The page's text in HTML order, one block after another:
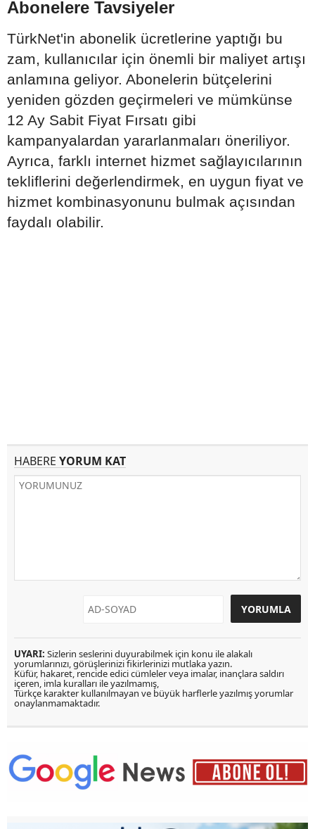
Abonelere Tavsiyeler
TürkNet'in abonelik ücretlerine yaptığı bu
zam, kullanıcılar için önemli bir maliyet artışı
anlamına geliyor. Abonelerin bütçelerini
yeniden gözden geçirmeleri ve mümkünse
12 Ay Sabit Fiyat Fırsatı gibi
kampanyalardan yararlanmaları öneriliyor.
Ayrıca, farklı internet hizmet sağlayıcılarının
tekliflerini değerlendirmek, en uygun fiyat ve
hizmet kombinasyonunu bulmak açısından
faydalı olabilir.
HABERE YORUM KAT
UYARI: Sizlerin seslerini duyurabilmek için konu ile alakalı
yorumlarınızı, görüşlerinizi fikirlerinizi mutlaka yazın.
Küfür, hakaret, rencide edici cümleler veya imalar, inançlara saldırı
içeren, imla kuralları ile yazılmamış,
Türkçe karakter kullanılmayan ve büyük harflerle yazılmış yorumlar
onaylanmamaktadır.